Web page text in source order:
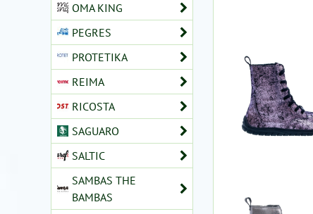
OMA KING
PEGRES
PROTETIKA
REIMA
RICOSTA
SAGUARO
SALTIC
SAMBAS THE
BAMBAS